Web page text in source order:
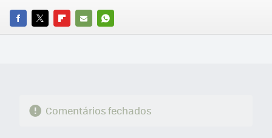
FACEBOOK
TWITTERFLIPBOARD
E-
WHATSAPP
Comentários fechados